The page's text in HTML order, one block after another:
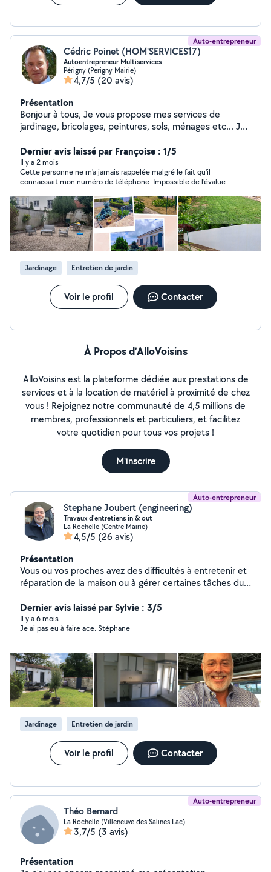
Auto-entrepreneur
Cédric Poinet (HOM'SERVICES17)
Autoentrepreneur Multiservices
Périgny (Perigny Mairie)
4,7/5 (20 avis)
Présentation
Bonjour à tous, Je vous propose mes services de
jardinage, bricolages, peintures, sols, ménages etc... Je
plusieurs services selon vos demandes. Les photos
viendront compléter mon profil au fur et à mesure.
Dernier avis laissé par Françoise : 1/5
Il y a 2 mois
Cette personne ne m'a jamais rappelée malgré le fait qu'il
connaissait mon numéro de téléphone. Impossible de l'évaluer
Jardinage Entretien de jardin
Voir le profil Contacter
À Propos d’AlloVoisins
AlloVoisins est la plateforme dédiée aux prestations de
services et à la location de matériel à proximité de chez
vous ! Rejoignez notre communauté de 4,5 millions de
membres, professionnels et particuliers, et facilitez
votre quotidien pour tous vos projets !
M'inscrire
Auto-entrepreneur
Stephane Joubert (engineering)
Travaux d'entretiens in & out
La Rochelle (Centre Mairie)
4,5/5 (26 avis)
Présentation
Vous ou vos proches avez des difficultés à entretenir et
réparation de la maison ou à gérer certaines tâches du
pour vous aider. J'interviens jusqu'à 25 km de rayons
autour de La Rochelle 17000. Nos services sur mesure :
Jardinage et entretien de maison intérieur et extérieur
personnalisés selon vos besoins Un service fiable et de
proximité J'interviens avec bienveillance et
professionnalisme pour vous apporter une aide adaptée
et sécurisée. Je suis en mesure de contrôler des
travaux que vous avez confié a des artisans et vous
rendre compte.
Dernier avis laissé par Sylvie : 3/5
Il y a 6 mois
Je ai pas eu à faire ace. Stéphane
Jardinage Entretien de jardin
Voir le profil Contacter
Auto-entrepreneur
Théo Bernard
La Rochelle (Villeneuve des Salines Lac)
3,7/5 (3 avis)
Présentation